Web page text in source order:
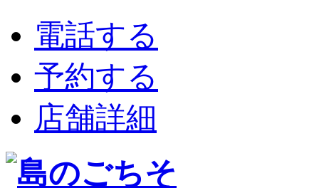
電話する
予約する
店舗詳細